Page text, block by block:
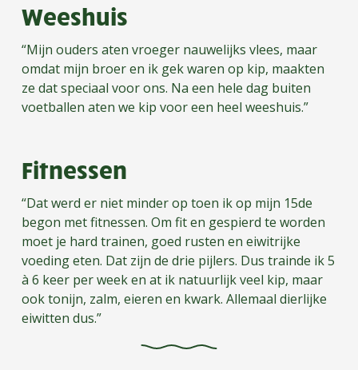
Weeshuis
“Mijn ouders aten vroeger nauwelijks vlees, maar
omdat mijn broer en ik gek waren op kip, maakten
ze dat speciaal voor ons. Na een hele dag buiten
voetballen aten we kip voor een heel weeshuis.”
Fitnessen
“Dat werd er niet minder op toen ik op mijn 15de
begon met fitnessen. Om fit en gespierd te worden
moet je hard trainen, goed rusten en eiwitrijke
voeding eten. Dat zijn de drie pijlers. Dus trainde ik 5
à 6 keer per week en at ik natuurlijk veel kip, maar
ook tonijn, zalm, eieren en kwark. Allemaal dierlijke
eiwitten dus.”